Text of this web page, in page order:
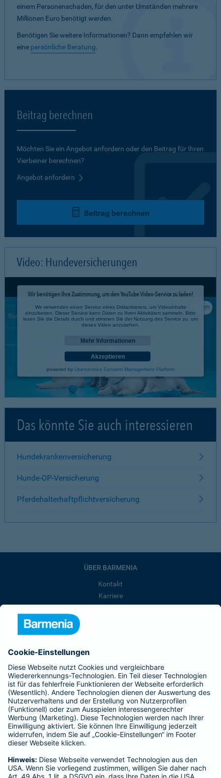
einem Personenschaden, für den unter Umständen mehrere
Millionen Euro benötigt werden.
Benötigen Sie weitere Informationen? Dann empfehlen wir
eine persönliche Beratung.
Beitrag berechnen
Möchten Sie ein Angebot anfordern oder den Beitrag für Ihren
Vierbeiner berechnen?
Angebot anfordern
Beitrag berechnen
Video: Hundeversicherungen
Wir benötigen Ihre Zustimmung, um den YouTube Video-Service zu laden!
Wir verwenden einen Service eines Drittanbieters, um Videoinhalte
einzubetten. Dieser Service kann Daten zu Ihren Aktivitäten sammeln. Bitte
lesen Sie die Details durch und stimmen Sie der Nutzung des Service zu, um
dieses Video anzusehen.
Mehr Informationen
Akzeptieren
powered by Usercentrics Consent Management Platform
Das könnte Sie auch interessieren
Hundekrankenversicherung
Hunde-OP-Versicherung
Pferdehalterhaftpflichtversicherung
ÜBER BARMENIA
Kontakt
Karriere
Barmenia ist Teil der BarmeniaGothaer
BELIEBTE SEITEN
Kranken-Zusatzversicherung
Tierversicherungen
Haftpflichtversicherung
Hausratversicherung
Adresse ändern